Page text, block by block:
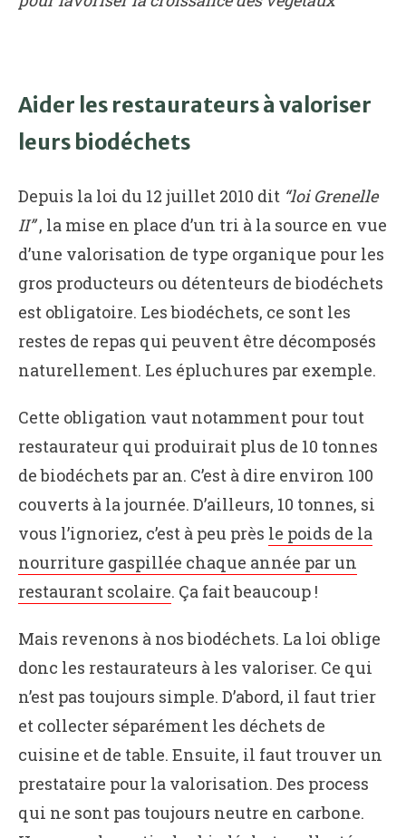
Aider les restaurateurs à valoriser
leurs biodéchets
Depuis la loi du 12 juillet 2010 dit “loi Grenelle
II”, la mise en place d’un tri à la source en vue
d’une valorisation de type organique pour les
gros producteurs ou détenteurs de biodéchets
est obligatoire. Les biodéchets, ce sont les
restes de repas qui peuvent être décomposés
naturellement. Les épluchures par exemple.
Cette obligation vaut notamment pour tout
restaurateur qui produirait plus de 10 tonnes
de biodéchets par an. C’est à dire environ 100
couverts à la journée. D’ailleurs, 10 tonnes, si
vous l’ignoriez, c’est à peu près le poids de la
nourriture gaspillée chaque année par un
restaurant scolaire. Ça fait beaucoup !
Mais revenons à nos biodéchets. La loi oblige
donc les restaurateurs à les valoriser. Ce qui
n’est pas toujours simple. D’abord, il faut trier
et collecter séparément les déchets de
cuisine et de table. Ensuite, il faut trouver un
prestataire pour la valorisation. Des process
qui ne sont pas toujours neutre en carbone.